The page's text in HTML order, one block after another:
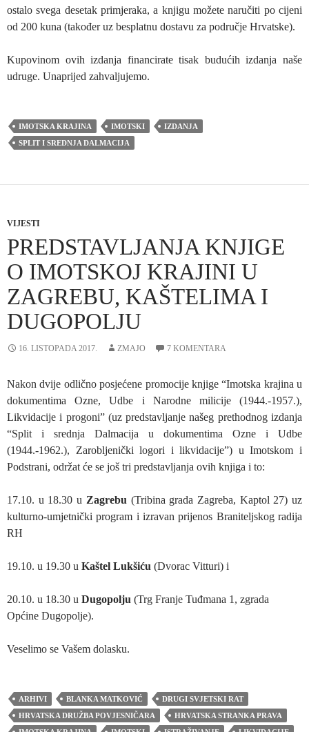
ostalo svega desetak primjeraka, a knjigu možete naručiti po cijeni
od 200 kuna (također uz besplatnu dostavu za područje Hrvatske).
Kupovinom ovih izdanja financirate tisak budućih izdanja naše
udruge. Unaprijed zahvaljujemo.
IMOTSKA KRAJINA IMOTSKI
IZDANJA
SPLIT I SREDNJA DALMACIJA
VIJESTI
PREDSTAVLJANJA KNJIGE
O IMOTSKOJ KRAJINI U
ZAGREBU, KAŠTELIMA I
DUGOPOLJU
16. LISTOPADA 2017. ZMAJO 7 KOMENTARA
Nakon dvije odlično posjećene promocije knjige “Imotska krajina u
dokumentima Ozne, Udbe i Narodne milicije (1944.-1957.),
Likvidacije i progoni” (uz predstavljanje našeg prethodnog izdanja
“Split i srednja Dalmacija u dokumentima Ozne i Udbe
(1944.-1962.), Zarobljenički logori i likvidacije”) u Imotskom i
Podstrani, održat će se još tri predstavljanja ovih knjiga i to:
17.10. u 18.30 u Zagrebu (Tribina grada Zagreba, Kaptol 27) uz
kulturno-umjetnički program i izravan prijenos Braniteljskog radija
RH
19.10. u 19.30 u Kaštel Lukšiću (Dvorac Vitturi) i
20.10. u 18.30 u Dugopolju (Trg Franje Tuđmana 1, zgrada
Općine Dugopolje).
Veselimo se Vašem dolasku.
ARHIVI BLANKA MATKOVIĆ
DRUGI SVJETSKI RAT
HRVATSKA DRUŽBA POVJESNIČARA
HRVATSKA STRANKA PRAVA